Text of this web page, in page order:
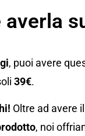
averla
, puoi avere
39€.
Oltre ad avere
, noi